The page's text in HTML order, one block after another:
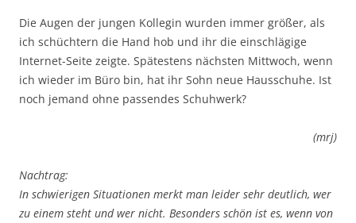
Die Augen der jungen Kollegin wurden immer größer, als
ich schüchtern die Hand hob und ihr die einschlägige
Internet-Seite zeigte. Spätestens nächsten Mittwoch, wenn
ich wieder im Büro bin, hat ihr Sohn neue Hausschuhe. Ist
noch jemand ohne passendes Schuhwerk?
(mrj)
Nachtrag:
In schwierigen Situationen merkt man leider sehr deutlich, wer
zu einem steht und wer nicht. Besonders schön ist es, wenn von